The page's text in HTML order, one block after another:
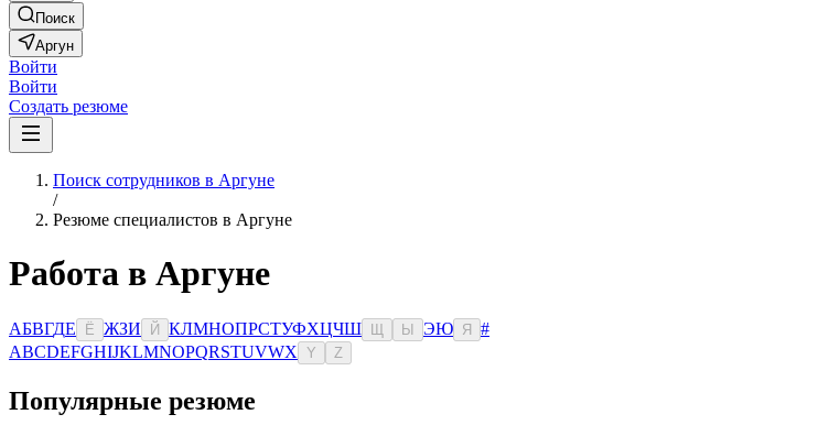
Поиск
Аргун
Войти
Войти
Создать резюме
Поиск сотрудников в Аргуне
/
Резюме специалистов в Аргуне
Работа в Аргуне
АБВГДЕ Ё ЖЗИ Й КЛМНОПРСТУФХЦЧШ Ы ЭЮ Я
#
ABCDEFGHIJKLMNOPQRSTUVWX Y Z
Популярные резюме